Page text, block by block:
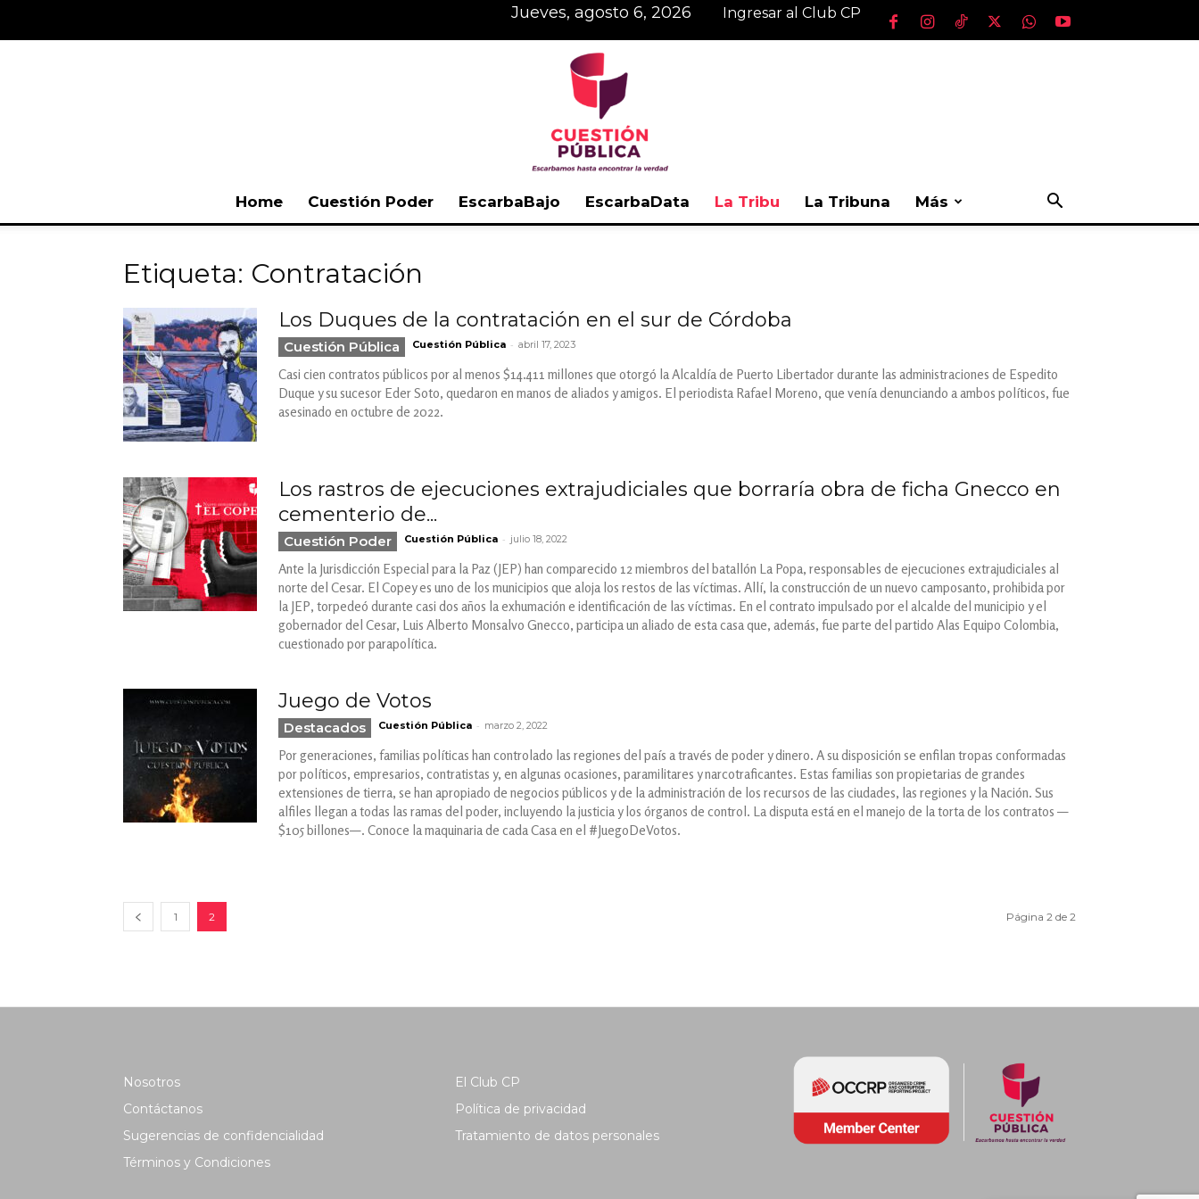
jueves, agosto 6, 2026 Ingresar al Club CP
Home Cuestión Poder EscarbaBajo EscarbaData La Tribu La Tribuna Más
Etiqueta: Contratación
Los Duques de la contratación en el sur de Córdoba
Cuestión Pública Cuestión Pública - abril 17, 2023
Casi cien contratos públicos por al menos $14.411 millones que otorgó la Alcaldía de Puerto Libertador durante las administraciones de Espedito
Duque y su sucesor Eder Soto, quedaron en manos de aliados y amigos. El periodista Rafael Moreno, que venía denunciando a ambos políticos, fue
asesinado en octubre de 2022.
Los rastros de ejecuciones extrajudiciales que borraría obra de ficha Gnecco en
cementerio de...
Cuestión Poder Cuestión Pública - julio 18, 2022
Ante la Jurisdicción Especial para la Paz (JEP) han comparecido 12 miembros del batallón La Popa, responsables de ejecuciones extrajudiciales al
norte del Cesar. El Copey es uno de los municipios que aloja los restos de las víctimas. Allí, la construcción de un nuevo camposanto, prohibida por
la JEP, torpedeó durante casi dos años la exhumación e identificación de las víctimas. En el contrato impulsado por el alcalde del municipio y el
gobernador del Cesar, Luis Alberto Monsalvo Gnecco, participa un aliado de esta casa que, además, fue parte del partido Alas Equipo Colombia,
cuestionado por parapolítica.
Juego de Votos
Destacados Cuestión Pública - marzo 2, 2022
Por generaciones, familias políticas han controlado las regiones del país a través de poder y dinero. A su disposición se enfilan tropas conformadas
por políticos, empresarios, contratistas y, en algunas ocasiones, paramilitares y narcotraficantes. Estas familias son propietarias de grandes
extensiones de tierra, se han apropiado de negocios públicos y de la administración de los recursos de las ciudades, las regiones y la Nación. Sus
alfiles llegan a todas las ramas del poder, incluyendo la justicia y los órganos de control. La disputa está en el manejo de la torta de los contratos —
$105 billones—. ​​Conoce la maquinaria de cada Casa en el #JuegoDeVotos.
1 2 Página 2 de 2
Nosotros
Contáctanos
Sugerencias de confidencialidad
Términos y Condiciones
El Club CP
Política de privacidad
Tratamiento de datos personales